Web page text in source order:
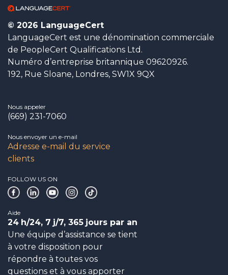
© 2026 LanguageCert
LanguageCert est une dénomination commerciale
de PeopleCert Qualifications Ltd.
Numéro d’entreprise britannique 09620926.
192, Rue Sloane, Londres, SW1X 9QX
Nous appeler
(669) 231-7060
Nous envoyer un e-mail
Adresse e-mail du service
clients
FOLLOW US ON
Aide
24 h/24, 7 j/7, 365 jours par an
Une équipe d’assistance se tient
à votre disposition pour
répondre à toutes vos
questions et à vous apporter